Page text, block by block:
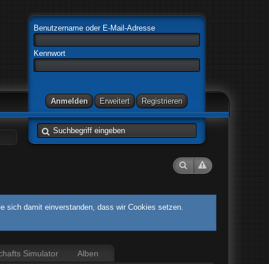
Benutzername oder E-Mail-Adresse
Kennwort
sich damit einverstanden, dass wir Cookies setzen.
Simulator Alben